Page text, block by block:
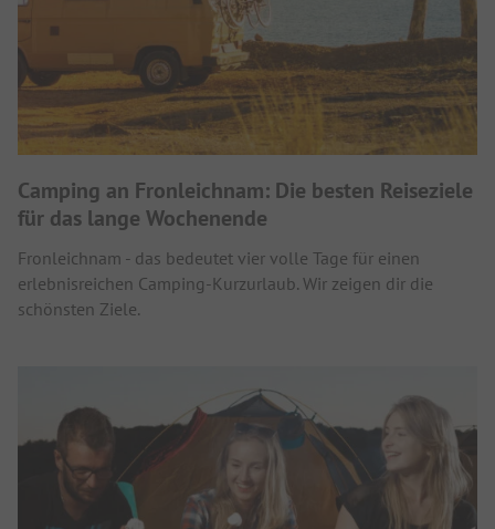
Camping an Fronleichnam: Die besten Reiseziele
für das lange Wochenende
Fronleichnam - das bedeutet vier volle Tage für einen
erlebnisreichen Camping-Kurzurlaub. Wir zeigen dir die
schönsten Ziele.